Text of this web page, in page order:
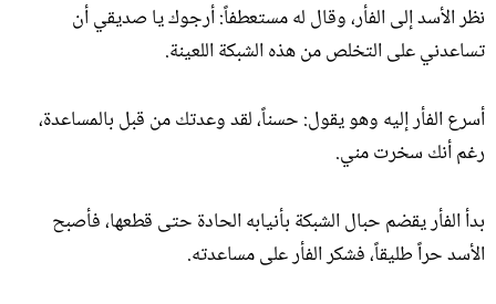
نظر الأسد إلى الفأر، وقال له مستعطفاً: أرجوك يا صديقي أن
تساعدني على التخلص من هذه الشبكة اللعينة.
أسرع الفأر إليه وهو يقول: حسناً، لقد وعدتك من قبل بالمساعدة،
رغم أنك سخرت مني.
بدأ الفأر يقضم حبال الشبكة بأنيابه الحادة حتى قطعها، فأصبح
الأسد حراً طليقاً، فشكر الفأر على مساعدته.